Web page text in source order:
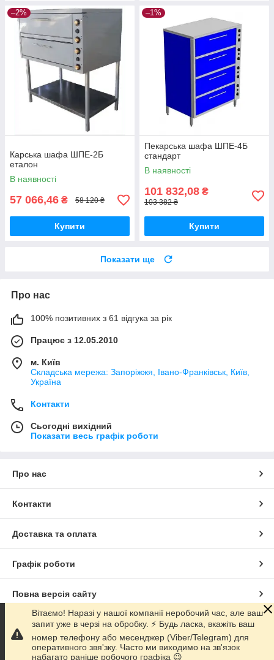
–2%
Карська шафа ШПЕ-2Б
еталон
В наявності
57 066,46 ₴ 58 120 ₴
Купити
–1%
Пекарська шафа ШПЕ-4Б
стандарт
В наявності
101 832,08 ₴
103 382 ₴
Купити
Показати ще
Про нас
100% позитивних з 61 відгука за рік
Працює з 12.05.2010
м. Київ
Складська мережа: Запоріжжя, Івано-Франківськ, Київ,
Україна
Контакти
Сьогодні вихідний
Показати весь графік роботи
Про нас
Контакти
Доставка та оплата
Графік роботи
Повна версія сайту
Сайт створено на маркетплейсі Prom.ua
Політика конфіденційності
Вітаємо! Наразі у нашої компанії неробочий час, але ваш
запит уже в черзі на обробку. ⚡️ Будь ласка, вкажіть ваш
номер телефону або месенджер (Viber/Telegram) для
оперативного звя'зку. Часто ми виходимо на зв'язок
набагато раніше робочого графіка 😉